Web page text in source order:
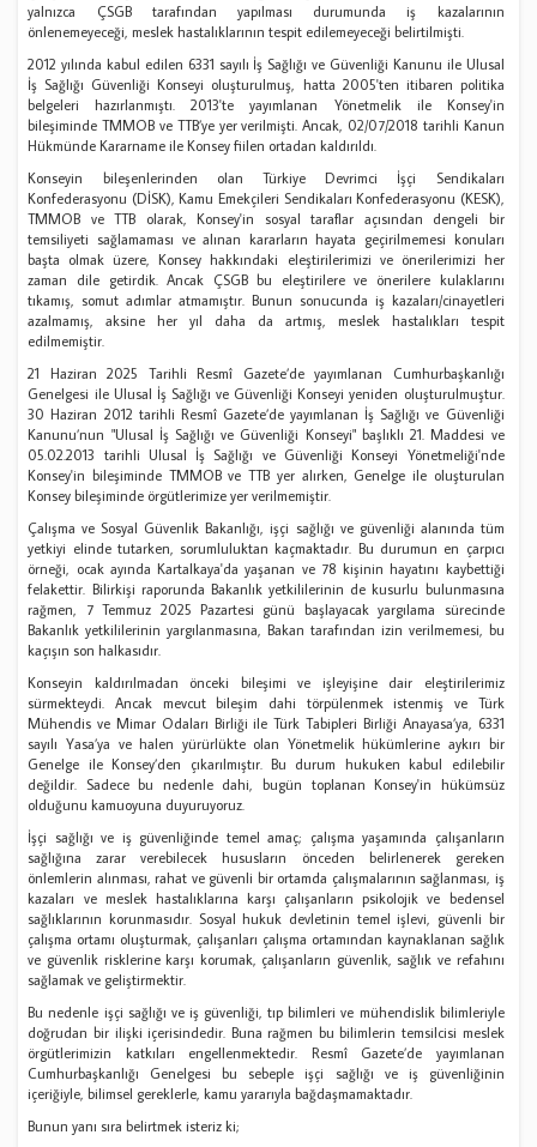
yalnızca ÇSGB tarafından yapılması durumunda iş kazalarının
önlenemeyeceği, meslek hastalıklarının tespit edilemeyeceği belirtilmişti.
2012 yılında kabul edilen 6331 sayılı İş Sağlığı ve Güvenliği Kanunu ile Ulusal
İş Sağlığı Güvenliği Konseyi oluşturulmuş, hatta 2005'ten itibaren politika
belgeleri hazırlanmıştı. 2013'te yayımlanan Yönetmelik ile Konsey'in
bileşiminde TMMOB ve TTB’ye yer verilmişti. Ancak, 02/07/2018 tarihli Kanun
Hükmünde Kararname ile Konsey fiilen ortadan kaldırıldı.
Konseyin bileşenlerinden olan Türkiye Devrimci İşçi Sendikaları
Konfederasyonu (DİSK), Kamu Emekçileri Sendikaları Konfederasyonu (KESK),
TMMOB ve TTB olarak, Konsey'in sosyal taraflar açısından dengeli bir
temsiliyeti sağlamaması ve alınan kararların hayata geçirilmemesi konuları
başta olmak üzere, Konsey hakkındaki eleştirilerimizi ve önerilerimizi her
zaman dile getirdik. Ancak ÇSGB bu eleştirilere ve önerilere kulaklarını
tıkamış, somut adımlar atmamıştır. Bunun sonucunda iş kazaları/cinayetleri
azalmamış, aksine her yıl daha da artmış, meslek hastalıkları tespit
edilmemiştir.
21 Haziran 2025 Tarihli Resmî Gazete’de yayımlanan Cumhurbaşkanlığı
Genelgesi ile Ulusal İş Sağlığı ve Güvenliği Konseyi yeniden oluşturulmuştur.
30 Haziran 2012 tarihli Resmî Gazete’de yayımlanan İş Sağlığı ve Güvenliği
Kanunu’nun "Ulusal İş Sağlığı ve Güvenliği Konseyi" başlıklı 21. Maddesi ve
05.02.2013 tarihli Ulusal İş Sağlığı ve Güvenliği Konseyi Yönetmeliği'nde
Konsey'in bileşiminde TMMOB ve TTB yer alırken, Genelge ile oluşturulan
Konsey bileşiminde örgütlerimize yer verilmemiştir.
Çalışma ve Sosyal Güvenlik Bakanlığı, işçi sağlığı ve güvenliği alanında tüm
yetkiyi elinde tutarken, sorumluluktan kaçmaktadır. Bu durumun en çarpıcı
örneği, ocak ayında Kartalkaya'da yaşanan ve 78 kişinin hayatını kaybettiği
felakettir. Bilirkişi raporunda Bakanlık yetkililerinin de kusurlu bulunmasına
rağmen, 7 Temmuz 2025 Pazartesi günü başlayacak yargılama sürecinde
Bakanlık yetkililerinin yargılanmasına, Bakan tarafından izin verilmemesi, bu
kaçışın son halkasıdır.
Konseyin kaldırılmadan önceki bileşimi ve işleyişine dair eleştirilerimiz
sürmekteydi. Ancak mevcut bileşim dahi törpülenmek istenmiş ve Türk
Mühendis ve Mimar Odaları Birliği ile Türk Tabipleri Birliği Anayasa’ya, 6331
sayılı Yasa’ya ve halen yürürlükte olan Yönetmelik hükümlerine aykırı bir
Genelge ile Konsey’den çıkarılmıştır. Bu durum hukuken kabul edilebilir
değildir. Sadece bu nedenle dahi, bugün toplanan Konsey'in hükümsüz
olduğunu kamuoyuna duyuruyoruz.
İşçi sağlığı ve iş güvenliğinde temel amaç; çalışma yaşamında çalışanların
sağlığına zarar verebilecek hususların önceden belirlenerek gereken
önlemlerin alınması, rahat ve güvenli bir ortamda çalışmalarının sağlanması, iş
kazaları ve meslek hastalıklarına karşı çalışanların psikolojik ve bedensel
sağlıklarının korunmasıdır. Sosyal hukuk devletinin temel işlevi, güvenli bir
çalışma ortamı oluşturmak, çalışanları çalışma ortamından kaynaklanan sağlık
ve güvenlik risklerine karşı korumak, çalışanların güvenlik, sağlık ve refahını
sağlamak ve geliştirmektir.
Bu nedenle işçi sağlığı ve iş güvenliği, tıp bilimleri ve mühendislik bilimleriyle
doğrudan bir ilişki içerisindedir. Buna rağmen bu bilimlerin temsilcisi meslek
örgütlerimizin katkıları engellenmektedir. Resmî Gazete’de yayımlanan
Cumhurbaşkanlığı Genelgesi bu sebeple işçi sağlığı ve iş güvenliğinin
içeriğiyle, bilimsel gereklerle, kamu yararıyla bağdaşmamaktadır.
Bunun yanı sıra belirtmek isteriz ki;